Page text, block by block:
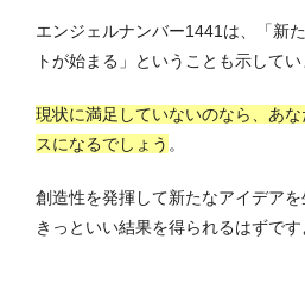
エンジェルナンバー1441は、「新
トが始まる」ということも示してい
現状に満足していないのなら、あ
スになるでしょう 。
創造性を発揮して新たなアイデアを
きっといい結果を得られるはずです